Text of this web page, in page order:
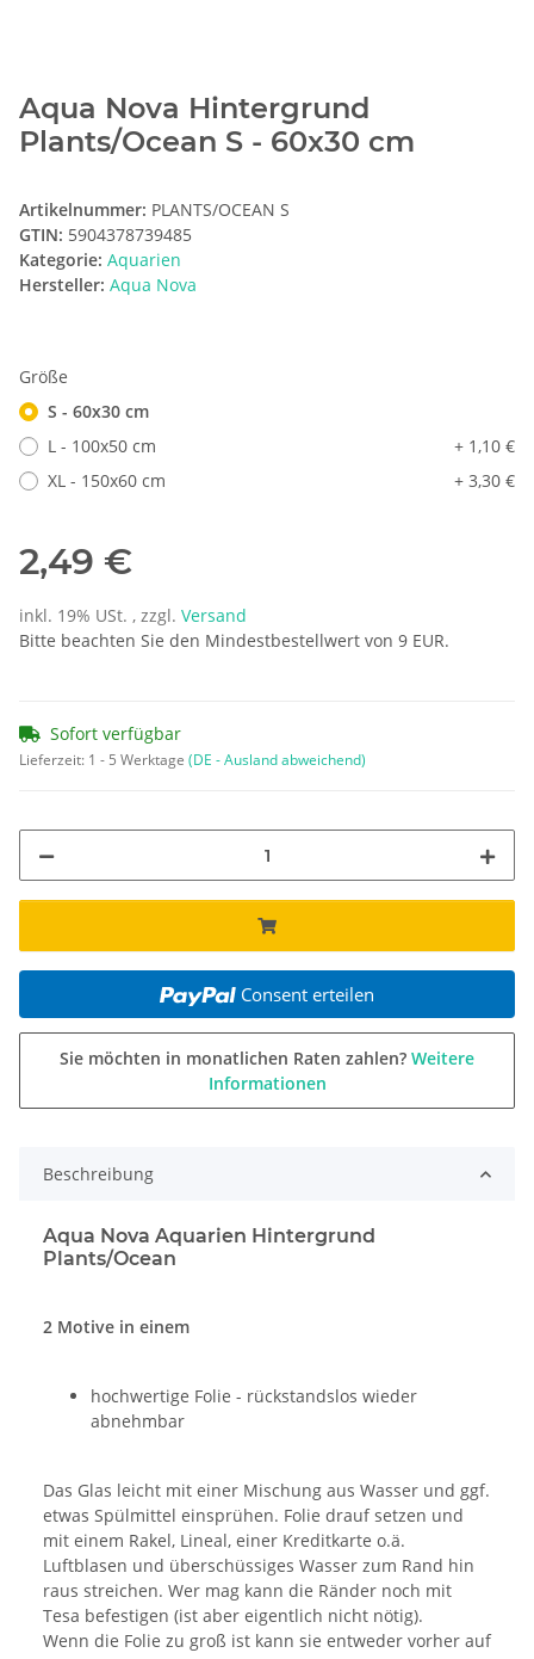
Aqua Nova Hintergrund
Plants/Ocean S - 60x30 cm
Artikelnummer: PLANTS/OCEAN S
GTIN: 5904378739485
Kategorie: Aquarien
Hersteller: Aqua Nova
Größe
S - 60x30 cm
L - 100x50 cm
+ 1,10 €
XL - 150x60 cm
+ 3,30 €
2,49 €
inkl. 19% USt. , zzgl. Versand
Bitte beachten Sie den Mindestbestellwert von 9 EUR.
Sofort verfügbar
Lieferzeit: 1 - 5 Werktage (DE - Ausland abweichend)
Consent erteilen
Sie möchten in monatlichen Raten zahlen? Weitere
Informationen
Beschreibung
Aqua Nova Aquarien Hintergrund
Plants/Ocean
2 Motive in einem
hochwertige Folie - rückstandslos wieder
abnehmbar
Das Glas leicht mit einer Mischung aus Wasser und ggf.
etwas Spülmittel einsprühen. Folie drauf setzen und
mit einem Rakel, Lineal, einer Kreditkarte o.ä.
Luftblasen und überschüssiges Wasser zum Rand hin
raus streichen. Wer mag kann die Ränder noch mit
Tesa befestigen (ist aber eigentlich nicht nötig).
Wenn die Folie zu groß ist kann sie entweder vorher auf